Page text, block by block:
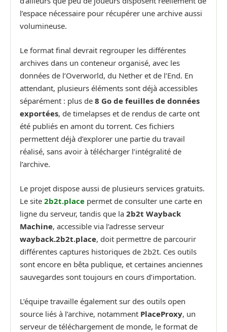
l’espace nécessaire pour récupérer une archive aussi
volumineuse.
Le format final devrait regrouper les différentes
archives dans un conteneur organisé, avec les
données de l’Overworld, du Nether et de l’End. En
attendant, plusieurs éléments sont déjà accessibles
séparément : plus de 8 Go de feuilles de données
exportées, de timelapses et de rendus de carte ont
été publiés en amont du torrent. Ces fichiers
permettent déjà d’explorer une partie du travail
réalisé, sans avoir à télécharger l’intégralité de
l’archive.
Le projet dispose aussi de plusieurs services gratuits.
Le site 2b2t.place permet de consulter une carte en
ligne du serveur, tandis que la 2b2t Wayback
Machine, accessible via l’adresse serveur
wayback.2b2t.place, doit permettre de parcourir
différentes captures historiques de 2b2t. Ces outils
sont encore en bêta publique, et certaines anciennes
sauvegardes sont toujours en cours d’importation.
L’équipe travaille également sur des outils open
source liés à l’archive, notamment PlaceProxy, un
serveur de téléchargement de monde, le format de